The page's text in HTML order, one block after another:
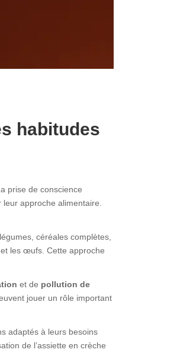
habitudes
prise de conscience
approche alimentaire.
céréales complètes,
les œufs. Cette approche
et de pollution de
jouer un rôle important
adaptés à leurs besoins
de l’assiette en crèche